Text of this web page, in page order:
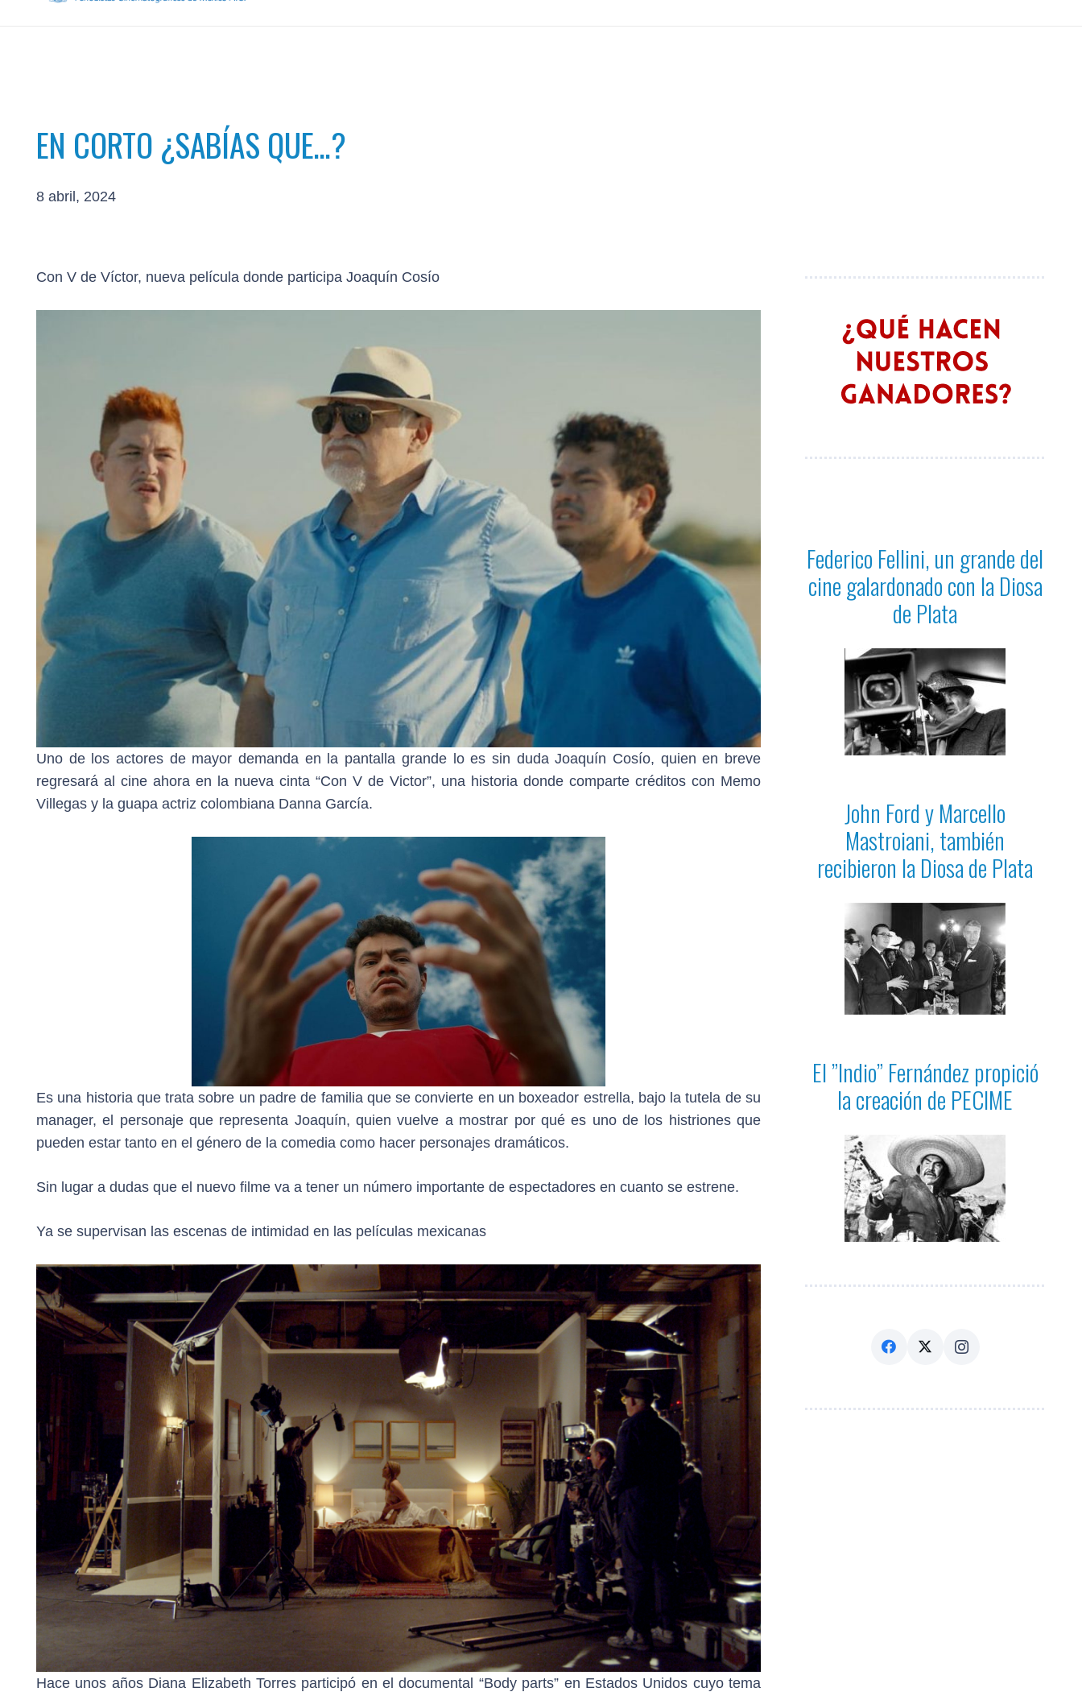
EN CORTO ¿SABÍAS QUE…?
8 abril, 2024
Con V de Víctor, nueva película donde participa Joaquín Cosío
Uno de los actores de mayor demanda en la pantalla grande lo es sin duda Joaquín Cosío, quien en breve
regresará al cine ahora en la nueva cinta “Con V de Victor”, una historia donde comparte créditos con Memo
Villegas y la guapa actriz colombiana Danna García.
Es una historia que trata sobre un padre de familia que se convierte en un boxeador estrella, bajo la tutela de su
manager, el personaje que representa Joaquín, quien vuelve a mostrar por qué es uno de los histriones que
pueden estar tanto en el género de la comedia como hacer personajes dramáticos.
Sin lugar a dudas que el nuevo filme va a tener un número importante de espectadores en cuanto se estrene.
Ya se supervisan las escenas de intimidad en las películas mexicanas
Hace unos años Diana Elizabeth Torres participó en el documental “Body parts” en Estados Unidos cuyo tema
Federico Fellini, un grande del
cine galardonado con la Diosa
de Plata
John Ford y Marcello
Mastroiani, también
recibieron la Diosa de Plata
El ”Indio” Fernández propició
la creación de PECIME